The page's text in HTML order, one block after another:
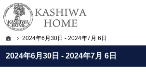
2024年6月30日 - 2024年7月 6日
プロの目線からご提案。宇都宮市・壬生町・小山市の
KASHIWA HOME｜宇都宮市・壬生町・小山市のデザ
ホーム
2024年6月30日 - 2024年7月 6日